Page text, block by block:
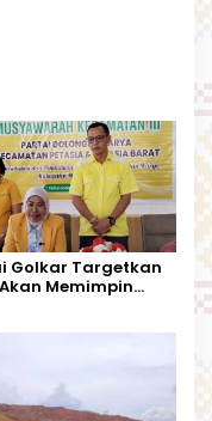
Golkar Targetkan
Memimpin